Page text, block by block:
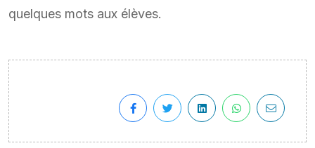
quelques mots aux élèves.